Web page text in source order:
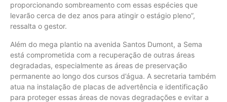
proporcionando sombreamento com essas espécies que
levarão cerca de dez anos para atingir o estágio pleno”,
ressalta o gestor.
Além do mega plantio na avenida Santos Dumont, a Sema
está comprometida com a recuperação de outras áreas
degradadas, especialmente as áreas de preservação
permanente ao longo dos cursos d’água. A secretaria também
atua na instalação de placas de advertência e identificação
para proteger essas áreas de novas degradações e evitar a